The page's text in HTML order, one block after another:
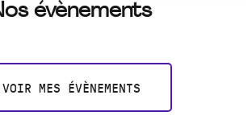
évènements
VOIR MES ÉVÈNEMENTS